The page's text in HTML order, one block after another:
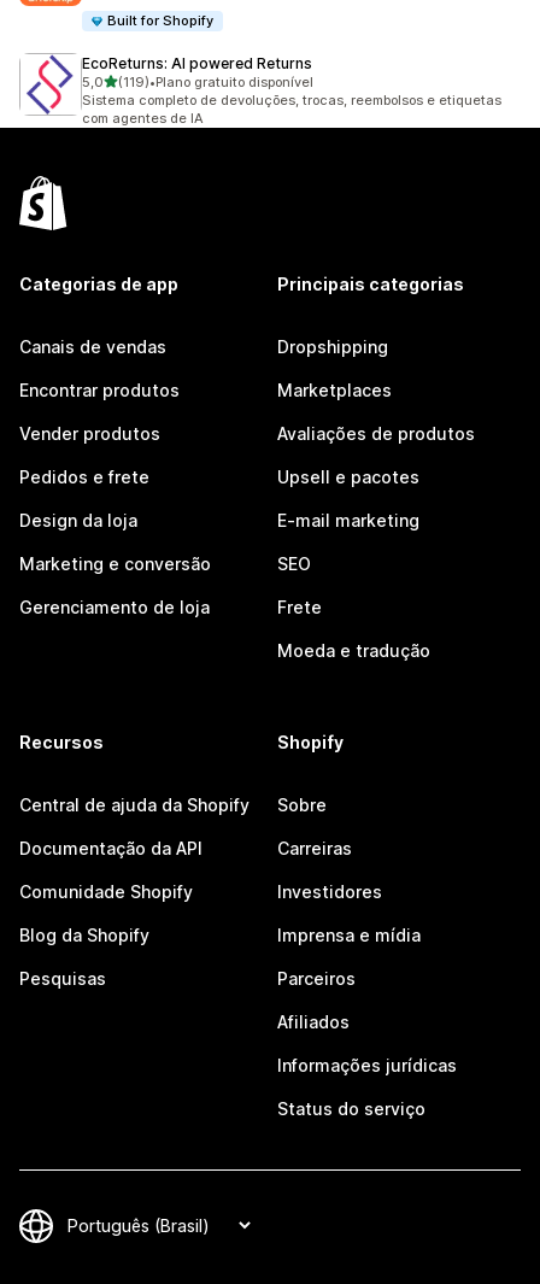
Built for Shopify
EcoReturns: AI powered Returns
5,0de 5 estrelas
(119)
119 avaliações ao todo
•Plano gratuito disponível
Sistema completo de devoluções, trocas, reembolsos e etiquetas
com agentes de IA
Categorias de app
Canais de vendas
Encontrar produtos
Vender produtos
Pedidos e frete
Design da loja
Marketing e conversão
Gerenciamento de loja
Principais categorias
Dropshipping
Marketplaces
Avaliações de produtos
Upsell e pacotes
E-mail marketing
SEO
Frete
Moeda e tradução
Recursos
Central de ajuda da Shopify
Documentação da API
Comunidade Shopify
Blog da Shopify
Pesquisas
Shopify
Sobre
Carreiras
Investidores
Imprensa e mídia
Parceiros
Afiliados
Informações jurídicas
Status do serviço